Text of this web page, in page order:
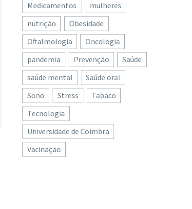
Medicamentos
mulheres
nutrição
Obesidade
Oftalmologia
Oncologia
pandemia
Prevenção
Saúde
saúde mental
Saúde oral
Sono
Stress
Tabaco
Tecnologia
Universidade de Coimbra
Vacinação